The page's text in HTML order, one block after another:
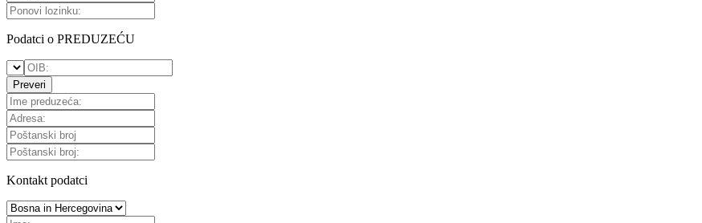
Podatci o PREDUZEĆU
Preveri
Kontakt podatci